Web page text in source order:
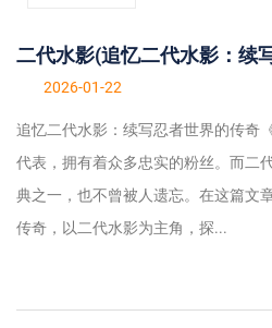
二代水影(追忆二代水影：续
2026-01-22
追忆二代水影：续写忍者世界的传奇
代表，拥有着众多忠实的粉丝。而二
典之一，也不曾被人遗忘。在这篇文
传奇，以二代水影为主角，探...